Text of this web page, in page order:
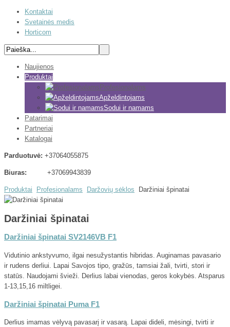
Kontaktai
Svetainės medis
Horticom
Naujienos
Produktai
Profesionalams
Apželdintojams
Sodui ir namams
Patarimai
Partneriai
Katalogai
Parduotuvė: +37064055875
Biuras: +37069943839
Produktai Profesionalams Daržovių sėklos Daržiniai špinatai
Daržiniai špinatai
Daržiniai špinatai SV2146VB F1
Vidutinio ankstyvumo, ilgai nesužystantis hibridas. Auginamas pavasario
ir rudens derliui. Lapai Savojos tipo, gražūs, tamsiai žali, tvirti, stori ir
statūs. Naudojami švieži. Derlius labai vienodas, geros kokybės. Atsparus
1-13,15,16 miltligei.
Daržiniai špinatai Puma F1
Derlius imamas vėlyvą pavasarį ir vasarą. Lapai dideli, mėsingi, tvirti ir